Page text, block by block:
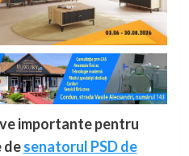
importante pentru
desenatorul PSD de